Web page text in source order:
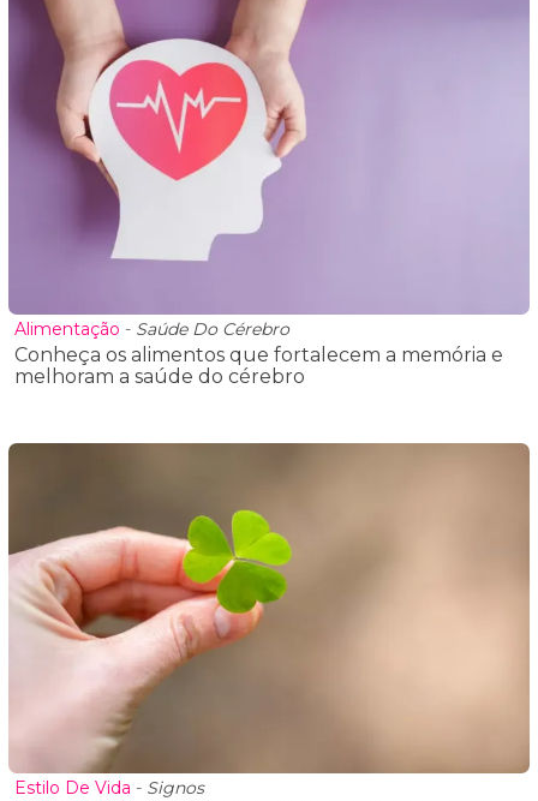
Alimentação - Saúde Do Cérebro
Conheça os alimentos que fortalecem a memória e
melhoram a saúde do cérebro
Estilo De Vida - Signos